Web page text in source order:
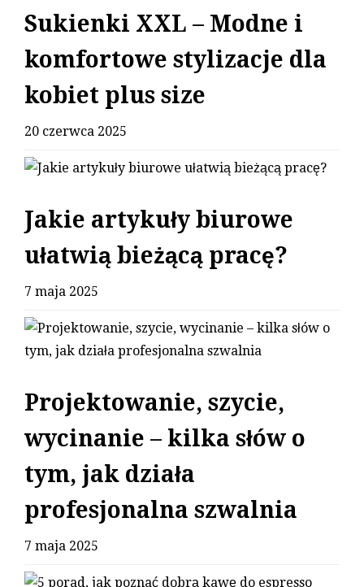
Sukienki XXL – Modne i
komfortowe stylizacje dla
kobiet plus size
20 czerwca 2025
Jakie artykuły biurowe
ułatwią bieżącą pracę?
7 maja 2025
Projektowanie, szycie,
wycinanie – kilka słów o
tym, jak działa
profesjonalna szwalnia
7 maja 2025